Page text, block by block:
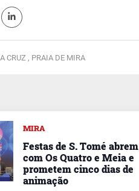
CRUZ , PRAIA DE MIRA
MIRA
Festas de S. Tomé abrem
com Os Quatro e Meia e
prometem cinco dias de
animação